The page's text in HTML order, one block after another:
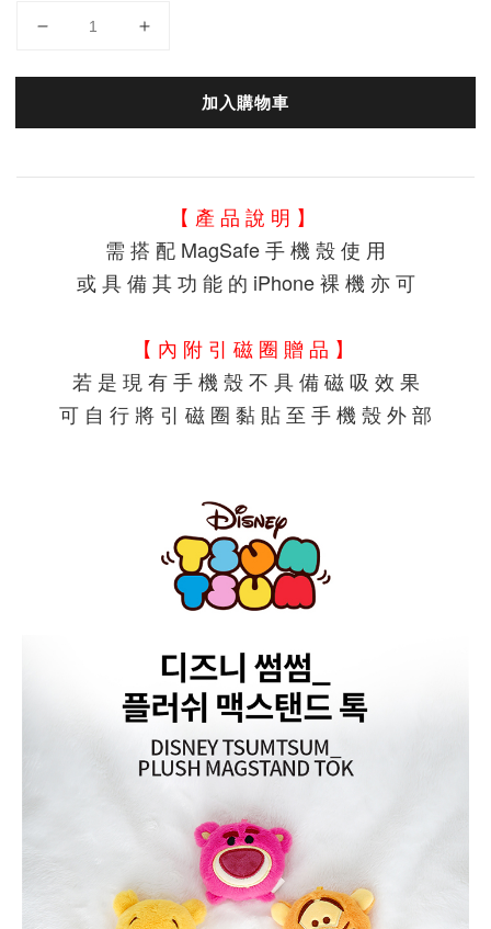
加入購物車
【 產 品 說 明 】
需 搭 配 MagSafe 手 機 殼 使 用
或 具 備 其 功 能 的 iPhone 裸 機 亦 可
【 內 附 引 磁 圈 贈 品 】
若 是 現 有 手 機 殼 不 具 備 磁 吸 效 果
可 自 行 將 引 磁 圈 黏 貼 至 手 機 殼 外 部